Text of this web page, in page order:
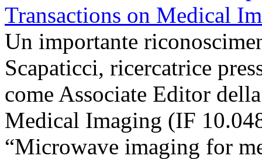
Un importante
Scapaticci, ricercatrice
come Associate Editor
Medical Imaging (IF
“Microwave imaging for